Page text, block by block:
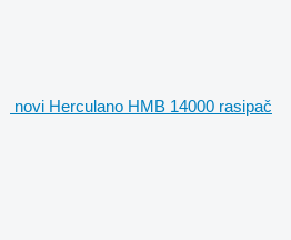
novi Herculano HMB 14000 rasipač